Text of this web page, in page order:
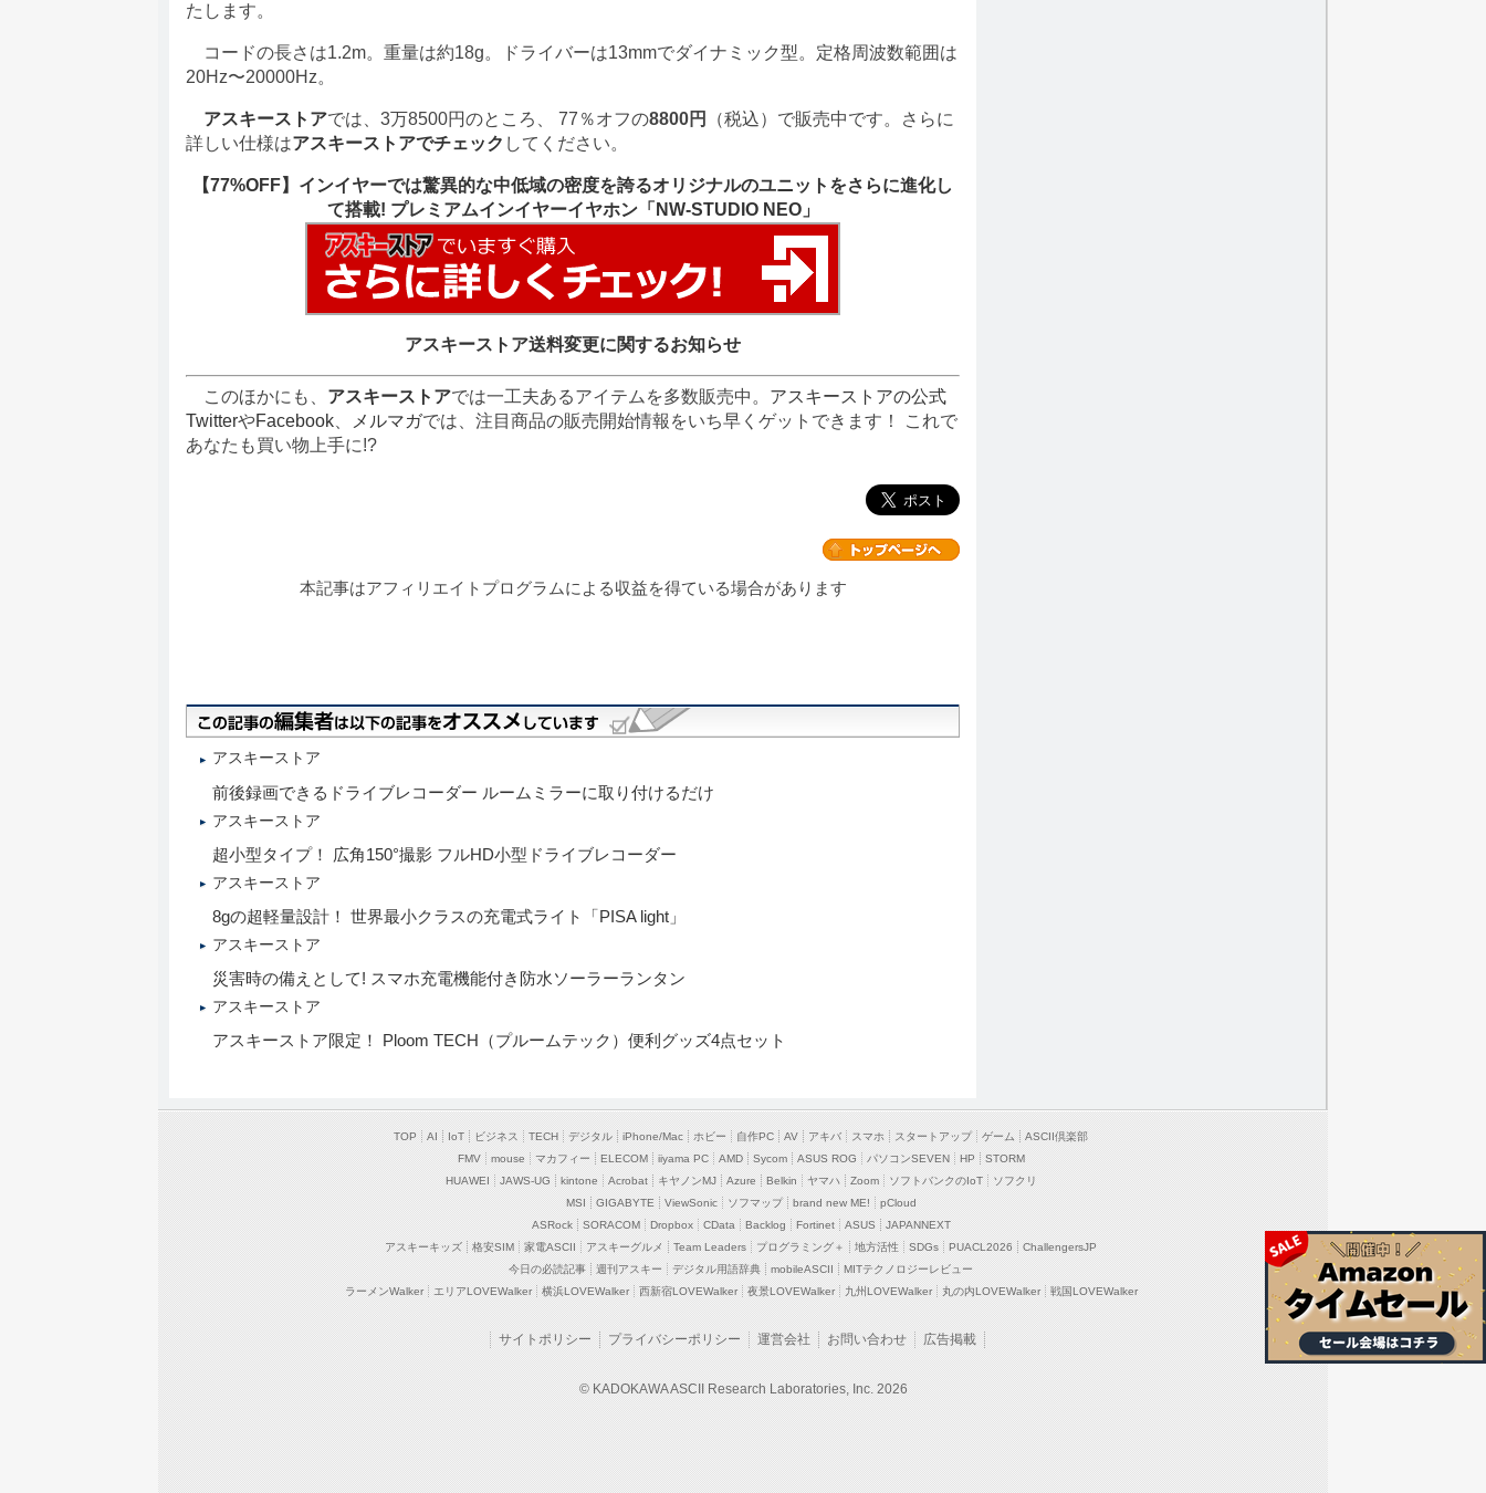
たします。
コードの長さは1.2m。重量は約18g。ドライバーは13mmでダイナミック型。定格周波数範囲は
20Hz〜20000Hz。
アスキーストアでは、3万8500円のところ、 77％オフの8800円
（税込）で販売中です。さらに
詳しい仕様はアスキーストアでチェック してください。
【77%OFF】インイヤーでは驚異的な中低域の密度を誇るオリジナルのユニットをさらに進化し
て搭載! プレミアムインイヤーイヤホン「NW-STUDIO NEO」
アスキーストア送料変更に関するお知らせ
このほかにも、 アスキーストアでは一工夫あるアイテムを多数販売中。 アスキーストアの公式
TwitterやFacebook メルマガでは、注目商品の販売開始情報をいち早くゲットできます！ これで
あなたも買い物上手に!?
本記事はアフィリエイトプログラムによる収益を得ている場合があります
アスキーストア
前後録画できるドライブレコーダー ルームミラーに取り付けるだけ
アスキーストア
超小型タイプ！ 広角150°撮影 フルHD小型ドライブレコーダー
アスキーストア
8gの超軽量設計！ 世界最小クラスの充電式ライト「PISA light」
アスキーストア
災害時の備えとして! スマホ充電機能付き防水ソーラーランタン
アスキーストア
アスキーストア限定！ Ploom TECH（プルームテック）便利グッズ4点セット
TOP AI IoT ビジネス TECH デジタル iPhone/Mac ホビー 自作PC AV アキバ スマホ スタートアップ ゲーム
ASCII倶楽部
FMV
mouse マカフィー ELECOM iiyama PC AMD Sycom ASUS ROG パソコンSEVEN HP
STORM
HUAWEI
JAWS-UG kintone Acrobat キヤノンMJ Azure Belkin ヤマハ Zoom ソフトバンクのIoT
ソフクリ
MSI
GIGABYTE ViewSonic ソフマップ brand new ME!
pCloud
ASRock
SORACOM Dropbox CData Backlog Fortinet ASUS
JAPANNEXT
アスキーキッズ
格安SIM 家電ASCII アスキーグルメ Team Leaders プログラミング＋ 地方活性 SDGs PUACL2026
ChallengersJP
今日の必読記事
週刊アスキー デジタル用語辞典 mobileASCII
MITテクノロジーレビュー
ラーメンWalker
エリアLOVEWalker 横浜LOVEWalker 西新宿LOVEWalker 夜景LOVEWalker 九州LOVEWalker 丸の内LOVEWalker 戦国LOVEWalker
サイトポリシー プライバシーポリシー 運営会社 お問い合わせ 広告掲載
© KADOKAWA ASCII Research Laboratories, Inc. 2026